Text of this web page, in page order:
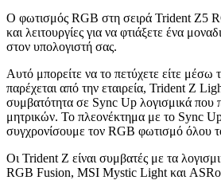
Ο φωτισμός RGB στη σειρά Trident Z5
και λειτουργίες για να φτιάξετε ένα
στον υπολογιστή σας.
Αυτό μπορείτε να το πετύχετε είτε μέσω
παρέχεται από την εταιρεία, Trident Z
συμβατότητα σε Sync Up λογισμικά που
μητρικών. Το πλεονέκτημα με το Sync
συγχρονίσουμε τον RGB φωτισμό όλου
Οι Trident Z είναι συμβατές με τα
RGB Fusion, MSI Mystic Light και